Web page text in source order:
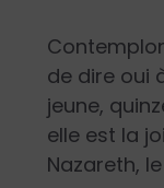
de dire oui
jeune,
elle est la
Nazareth,